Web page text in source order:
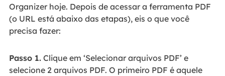
Organizer hoje. Depois de acessar a ferramenta PDF
(o URL está abaixo das etapas), eis o que você
precisa fazer:
Passo 1.Clique em ‘Selecionar arquivos PDF’ e
selecione 2 arquivos PDF. O primeiro PDF é aquele